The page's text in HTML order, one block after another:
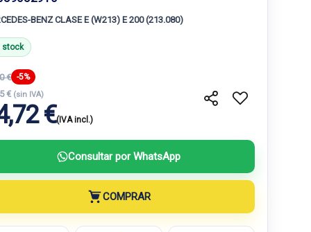
BENZ CLASE E (W213) E 200 (213.080)
stock
€ -5%
€ (sin IVA)
€(IVA incl.)
Consultar por WhatsApp
COMPRAR